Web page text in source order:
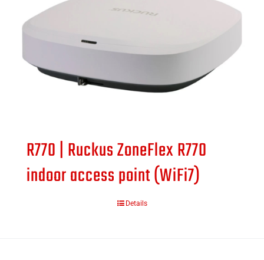
R770 | Ruckus ZoneFlex R770
indoor access point (WiFi7)
Details